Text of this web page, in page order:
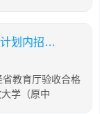
2026年永平县职业高级中学招生简章「计划内招生」
教育厅验收合格
学（原中